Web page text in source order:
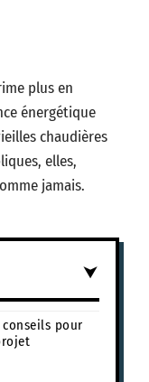
plus en
énergétique
chaudières
elles,
jamais.
pour